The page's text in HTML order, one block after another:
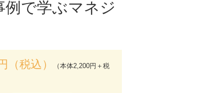
で学ぶマネジ
（税込）
（本体2,200円＋税